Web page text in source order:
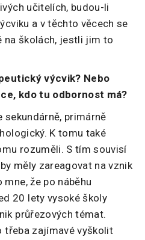
učitelích, budou-li
a v těchto věcech se
na školách, jestli jim to
výcvik? Nebo
kdo tu odbornost má?
sekundárně, primárně
K tomu také
rozuměli. S tím souvisí
měly zareagovat na vznik
že po náběhu
20 lety vysoké školy
průřezových témat.
třeba zajímavé vyškolit